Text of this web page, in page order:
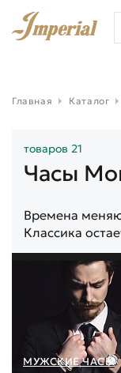
Главная Каталог
товаров 21
Часы
Времена
Классика
МУЖСКИЕ ЧАСЫ